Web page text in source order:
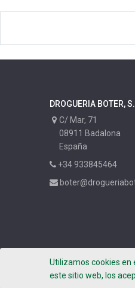
Utilizamos cookies en
este sitio web, los
DROGUERIA BOTER,
C/ Mar, 71
08911 Badalona
España
+34 933845464
Copyright ©